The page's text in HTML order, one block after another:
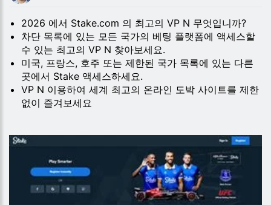
2026 에서 Stake.com 의 최고의 VP N 무엇입니까?
차단 목록에 있는 모든 국가의 베팅 플랫폼에 액세스할
수 있는 최고의 VP N 찾아보세요.
미국, 프랑스, 호주 또는 제한된 국가 목록에 있는 다른
곳에서 Stake 액세스하세요.
VP N 이용하여 세계 최고의 온라인 도박 사이트를 제한
없이 즐겨보세요